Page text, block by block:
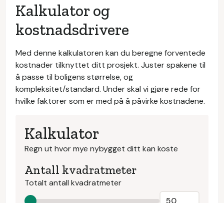
Kalkulator og
kostnadsdrivere
Med denne kalkulatoren kan du beregne forventede
kostnader tilknyttet ditt prosjekt. Juster spakene til
å passe til boligens størrelse, og
kompleksitet/standard. Under skal vi gjøre rede for
hvilke faktorer som er med på å påvirke kostnadene.
Kalkulator
Regn ut hvor mye nybygget ditt kan koste
Antall kvadratmeter
Totalt antall kvadratmeter